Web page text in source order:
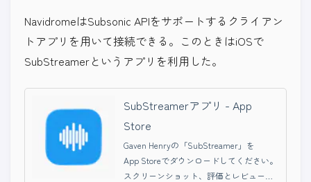
NavidromeはSubsonic APIをサポートするクライアン
トアプリを用いて接続できる。このときはiOSで
SubStreamerというアプリを利用した。
SubStreamerアプリ - App
Store
Gaven Henryの「SubStreamer」を
App Storeでダウンロードしてください。
スクリーンショット、評価とレビュー、